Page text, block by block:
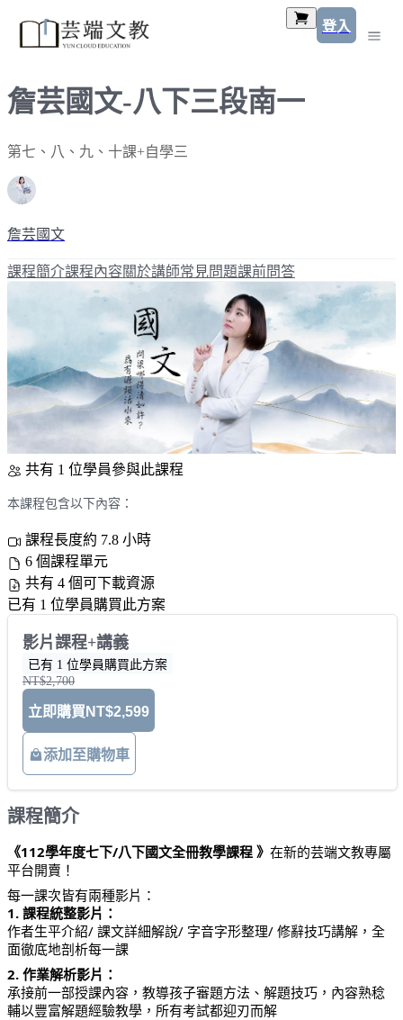
登入
詹芸國文-八下三段南一
第七、八、九、十課+自學三
詹芸國文
課程簡介課程內容關於講師常見問題課前問答
共有 1 位學員參與此課程
本課程包含以下內容：
課程長度約 7.8 小時
6 個課程單元
共有 4 個可下載資源
已有 1 位學員購買此方案
影片課程+講義
已有 1 位學員購買此方案
NT$2,700
立即購買 NT$2,599
添加至購物車
課程簡介
《112學年度七下/八下國文全冊教學課程 》 在新的芸端文教專屬
平台開賣！
每一課次皆有兩種影片：
1. 課程統整影片：
作者生平介紹/ 課文詳細解說/ 字音字形整理/ 修辭技巧講解，全
面徹底地剖析每一課
2. 作業解析影片：
承接前一部授課內容，教導孩子審題方法、解題技巧，內容熟稔
輔以豐富解題經驗教學，所有考試都迎刃而解